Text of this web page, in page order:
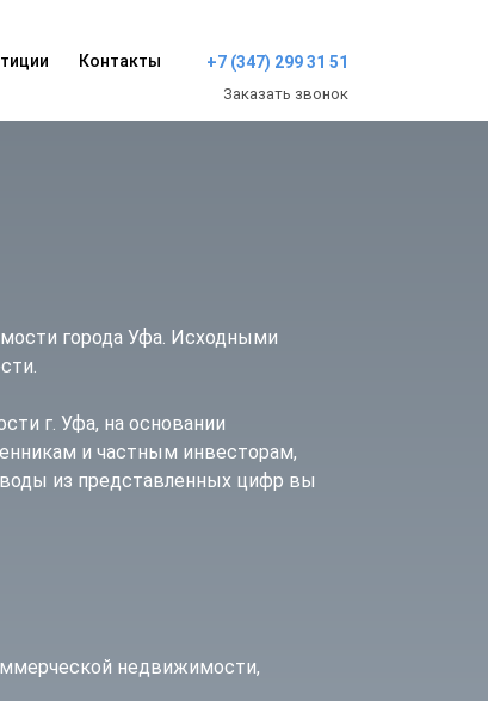
Контакты +7 (347) 299 31 51
Заказать звонок
города Уфа. Исходными
г. Уфа, на основании
и частным инвесторам,
из представленных цифр вы
недвижимости,